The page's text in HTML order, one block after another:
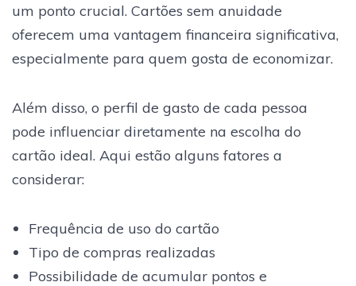
um ponto crucial. Cartões sem anuidade
oferecem uma vantagem financeira significativa,
especialmente para quem gosta de economizar.
Além disso, o perfil de gasto de cada pessoa
pode influenciar diretamente na escolha do
cartão ideal. Aqui estão alguns fatores a
considerar:
Frequência de uso do cartão
Tipo de compras realizadas
Possibilidade de acumular pontos e